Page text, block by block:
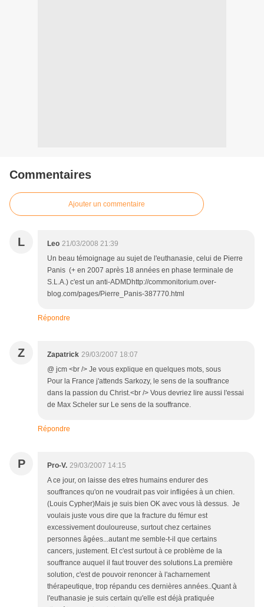
Commentaires
Ajouter un commentaire
L Leo 21/03/2008 21:39
Un beau témoignage au sujet de l'euthanasie, celui de Pierre
Panis (+ en 2007 après 18 années en phase terminale de
S.L.A.) c'est un anti-ADMDhttp://commonitorium.over-
blog.com/pages/Pierre_Panis-387770.html
Répondre
Z Zapatrick 29/03/2007 18:07
@ jcm <br /> Je vous explique en quelques mots, sous
Pour la France j'attends Sarkozy, le sens de la souffrance
dans la passion du Christ.<br /> Vous devriez lire aussi l'essai
de Max Scheler sur Le sens de la souffrance.
Répondre
P Pro-V. 29/03/2007 14:15
A ce jour, on laisse des etres humains endurer des
souffrances qu'on ne voudrait pas voir infligées à un chien.
(Louis Cypher)Mais je suis bien OK avec vous là dessus. Je
voulais juste vous dire que la fracture du fémur est
excessivement douloureuse, surtout chez certaines
personnes âgées...autant me semble-t-il que certains
cancers, justement. Et c'est surtout à ce problème de la
souffrance auquel il faut trouver des solutions.La première
solution, c'est de pouvoir renoncer à l'acharnement
thérapeutique, trop répandu ces dernières années..Quant à
l'euthanasie je suis certain qu'elle est déjà pratiquée